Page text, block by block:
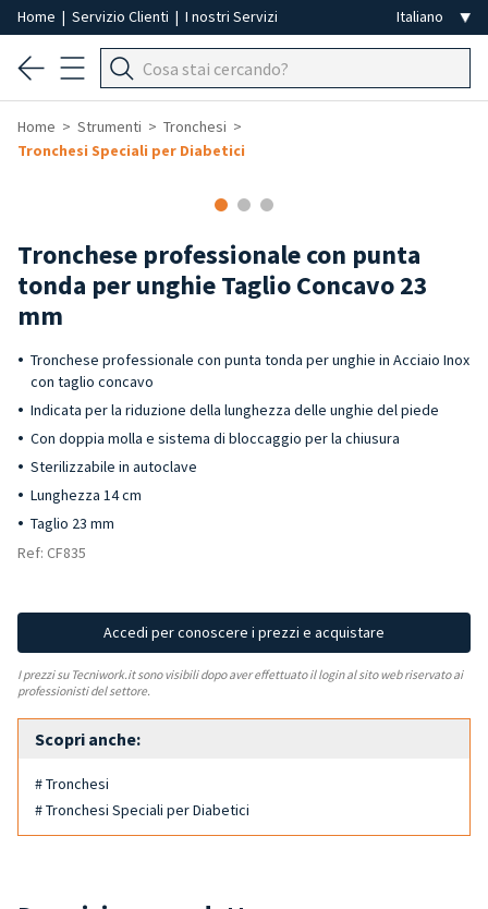
Home | Servizio Clienti | I nostri Servizi
Home Strumenti
Tronchesi
Tronchesi Speciali per Diabetici
Tronchese professionale con punta
tonda per unghie Taglio Concavo 23
mm
Tronchese professionale con punta tonda per unghie in Acciaio Inox
con taglio concavo
Indicata per la riduzione della lunghezza delle unghie del piede
Con doppia molla e sistema di bloccaggio per la chiusura
Sterilizzabile in autoclave
Lunghezza 14 cm
Taglio 23 mm
Ref: CF835
Accedi per conoscere i prezzi e acquistare
I prezzi su Tecniwork.it sono visibili dopo aver effettuato il login al sito web riservato ai
professionisti del settore.
Scopri anche:
# Tronchesi
# Tronchesi Speciali per Diabetici